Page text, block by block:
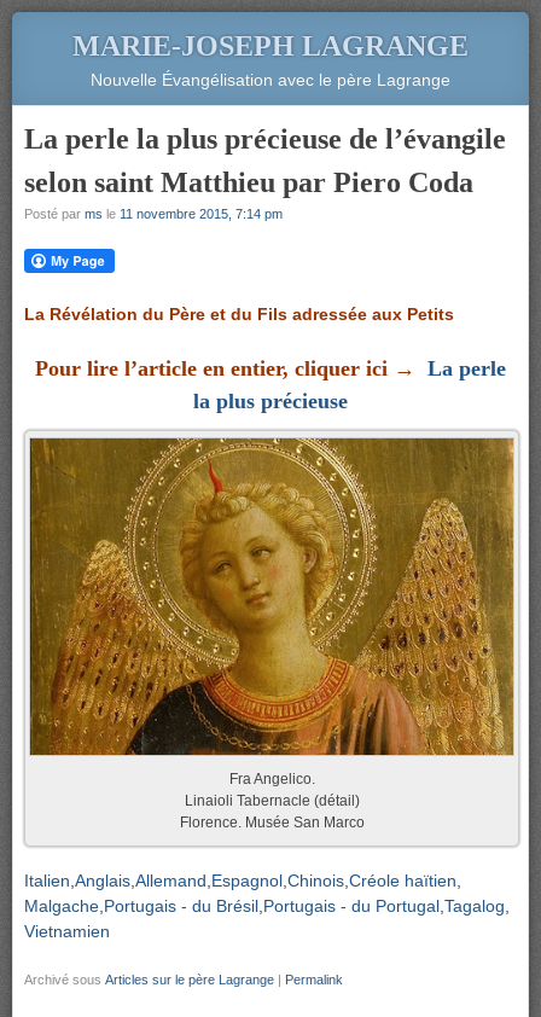
MARIE-JOSEPH LAGRANGE
Nouvelle Évangélisation avec le père Lagrange
La perle la plus précieuse de l’évangile
selon saint Matthieu par Piero Coda
Posté par ms le 11 novembre 2015, 7:14 pm
La Révélation du Père et du Fils adressée aux Petits
Pour lire l’article en entier, cliquer ici →
La perle
la plus précieuse
Fra Angelico.
Linaioli Tabernacle (détail)
Florence. Musée San Marco
Italien Anglais Allemand Espagnol Chinois Créole haïtien
Malgache Portugais - du Brésil Portugais - du Portugal Tagalog
Vietnamien
Archivé sous Articles sur le père Lagrange Permalink